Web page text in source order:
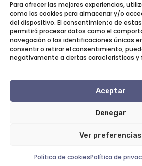
Para ofrecer las mejores experiencias,
como las cookies para almacenar y/o
del dispositivo. El consentimiento de
permitirá procesar datos como el
navegación o las identificaciones únicas
consentir o retirar el consentimiento,
negativamente a ciertas características y
Aceptar
Denegar
Ver preferencias
Política de cookiesPolítica de
Have you ever seen a baby
tell you about this little
When you work with lemurs, once a
always this exciting moment when